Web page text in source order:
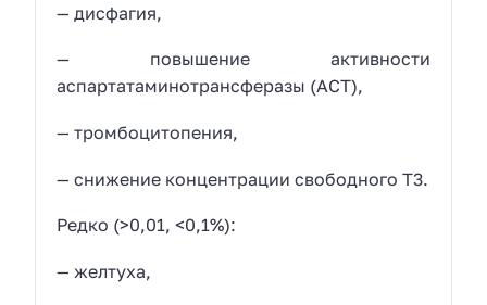
— дисфагия,
— повышение активности
аспартатаминотрансферазы (АСТ),
— тромбоцитопения,
— снижение концентрации свободного Т3.
Редко (>0,01, <0,1%):
— желтуха,